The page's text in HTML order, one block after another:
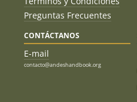
Preguntas Frecuentes
CONTÁCTANOS
E-mail
contacto@andeshandbook.org